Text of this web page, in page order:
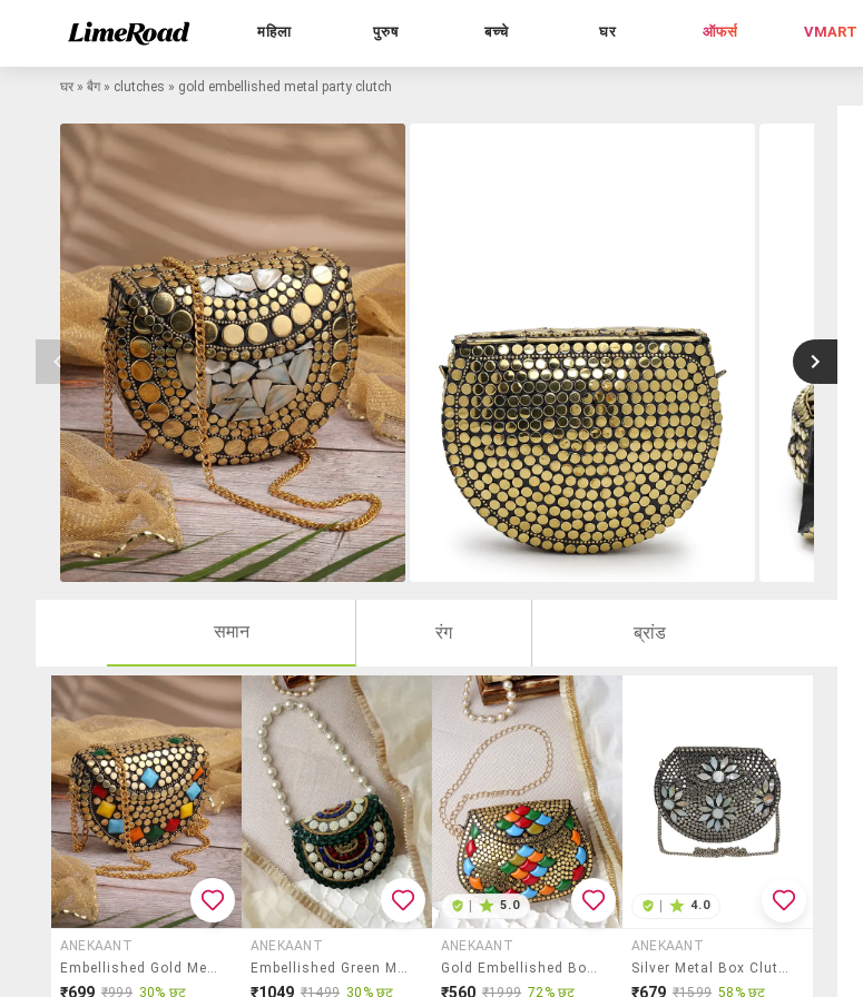
महिला पुरुष बच्चे घर ऑफर्स VMART
घर » बैग » clutches » gold embellished metal party clutch
समान रंग ब्रांड
ANEKAANT
Embellished Gold Metal Box Clutch
₹699 ₹999 30% छूट
ANEKAANT
Embellished Green Metal Clutch
₹1049 ₹1499 30% छूट
5.0
ANEKAANT
Gold Embellished Box Clutch
₹560 ₹1999 72% छूट
4.0
ANEKAANT
Silver Metal Box Clutch
₹679 ₹1599 58% छूट